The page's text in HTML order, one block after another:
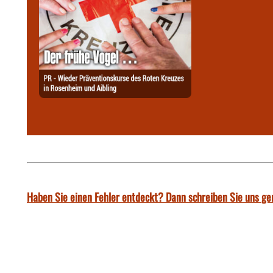
Haben Sie einen Fehler entdeckt? Dann schreiben Sie uns